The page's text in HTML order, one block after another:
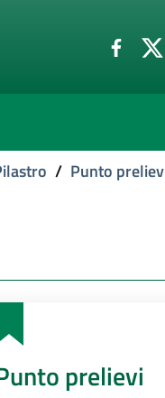
/ Punto
prelievi